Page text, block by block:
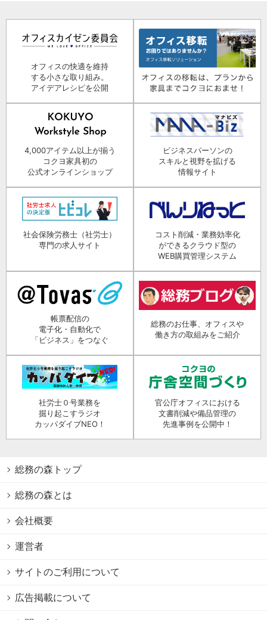
オフィスの快適を維持
する小さな取り組み。
アイデアレシピを公開
4,000アイテム以上が揃う
コクヨ家具初の
公式オンラインショップ
ビジネスパーソンの
スキルと視野を拡げる
情報サイト
社会保険労務士（社労士）
専門の求人サイト
コスト削減・業務効率化
ができるクラウド型の
WEB購買管理システム
帳票配信の
電子化・自動化で
「ビジネス」をつなぐ
総務のお仕事、オフィスや
働き方の取組みをご紹介
社労士０号業務を
掘り起こすラジオ
カッパダイブNEO！
官公庁オフィスにおける
文書削減や備品管理の
先進事例を公開中！
総務の森トップ
総務の森とは
会社概要
運営者
サイトのご利用について
広告掲載について